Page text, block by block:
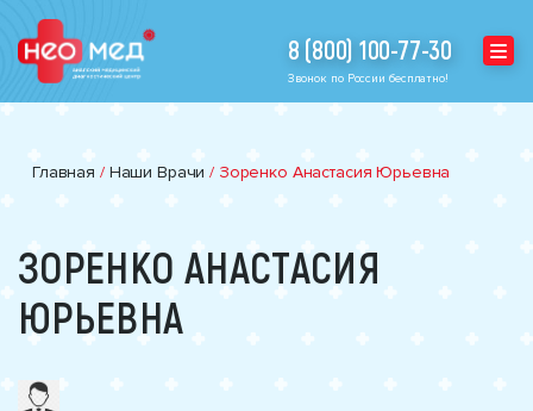
8 (800) 100-77-30
Звонок по России бесплатно!
Главная / Наши Врачи / Зоренко Анастасия Юрьевна
ЗОРЕНКО АНАСТАСИЯ
ЮРЬЕВНА